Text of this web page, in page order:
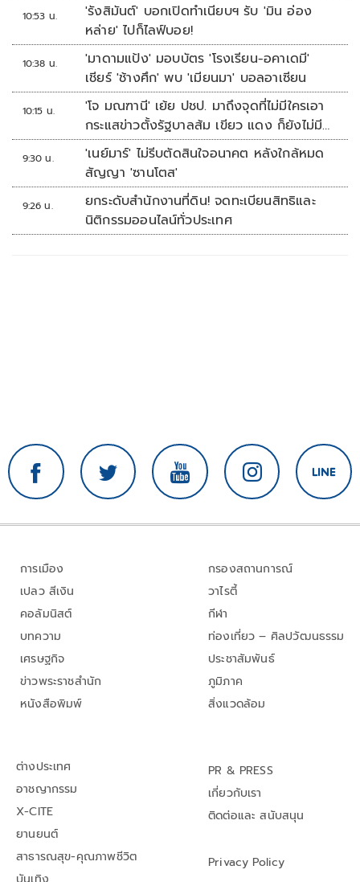
10:53 น.
'รังสิมันต์' บอกเปิดทำเนียบฯ รับ 'มิน อ่อง
หล่าย' ไปก็ไลฟ์บอย!
10:38 น.
'มาดามแป้ง' มอบบัตร 'โรงเรียน-อคาเดมี'
เชียร์ 'ช้างศึก' พบ 'เมียนมา' บอลอาเซียน
10:15 น.
'โจ มณฑานี' เย้ย ปชป. มาถึงจุดที่ไม่มีใครเอา
กระแสข่าวตั้งรัฐบาลส้ม เขียว แดง ก็ยังไม่มีฟ้า
เลย
9:30 น.
'เนย์มาร์' ไม่รีบตัดสินใจอนาคต หลังใกล้หมด
สัญญา 'ซานโตส'
9:26 น.
ยกระดับสำนักงานที่ดิน! จดทะเบียนสิทธิและ
นิติกรรมออนไลน์ทั่วประเทศ
การเมือง
เปลว สีเงิน
คอลัมนิสต์
บทความ
เศรษฐกิจ
ข่าวพระราชสำนัก
หนังสือพิมพ์
กรองสถานการณ์
วาไรตี้
กีฬา
ท่องเที่ยว – ศิลปวัฒนธรรม
ประชาสัมพันธ์
ภูมิภาค
สิ่งแวดล้อม
ต่างประเทศ
อาชญากรรม
X-CITE
ยานยนต์
สาธารณสุข-คุณภาพชีวิต
PR & PRESS
เกี่ยวกับเรา
ติดต่อและ สนับสนุน
Privacy Policy